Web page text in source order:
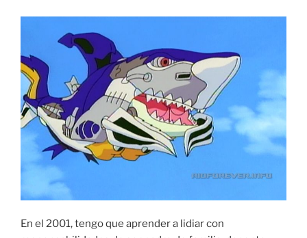
En el 2001, tengo que aprender a lidiar con